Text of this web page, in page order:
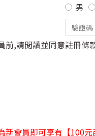
男
前,請閲讀並同意註冊條
會員即可享有【100元